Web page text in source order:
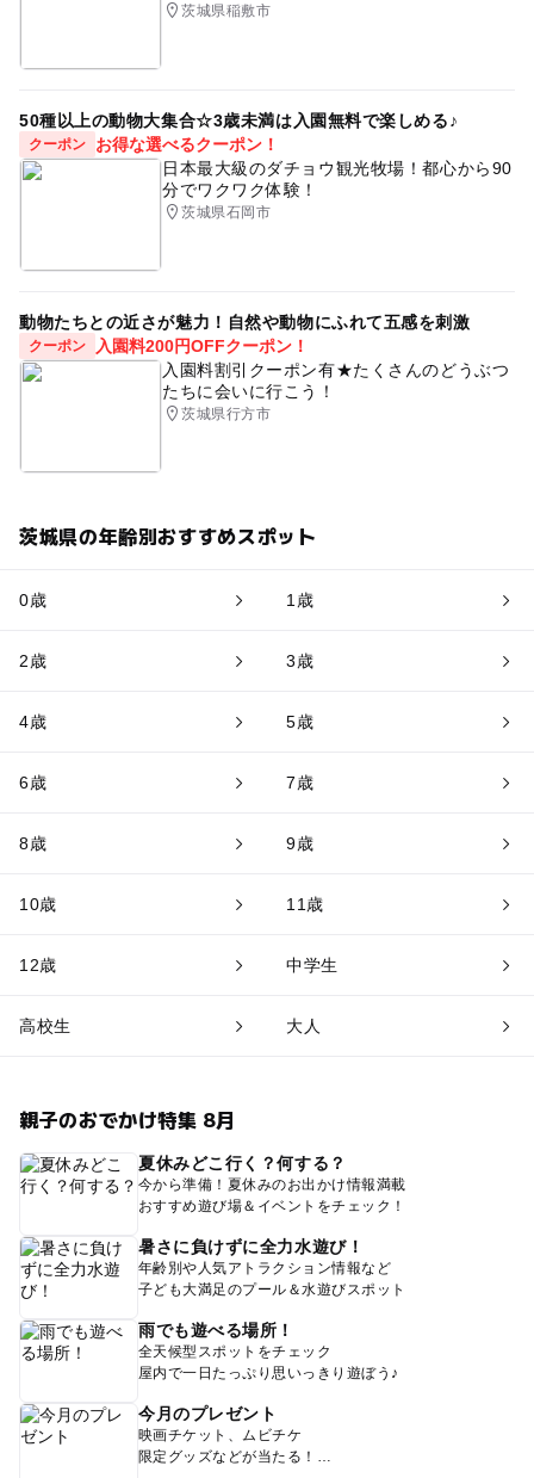
茨城県稲敷市
50種以上の動物大集合☆3歳未満は入園無料で楽しめる♪
クーポン
お得な選べるクーポン！
日本最大級のダチョウ観光牧場！都心から90
分でワクワク体験！
茨城県石岡市
動物たちとの近さが魅力！自然や動物にふれて五感を刺激
クーポン
入園料200円OFFクーポン！
入園料割引クーポン有★たくさんのどうぶつ
たちに会いに行こう！
茨城県行方市
茨城県の年齢別おすすめスポット
0歳 1歳
2歳 3歳
4歳 5歳
6歳 7歳
8歳 9歳
10歳 11歳
12歳 中学生
高校生 大人
親子のおでかけ特集 8月
夏休みどこ行く？何する？
今から準備！夏休みのお出かけ情報満載
おすすめ遊び場＆イベントをチェック！
暑さに負けずに全力水遊び！
年齢別や人気アトラクション情報など
子ども大満足のプール＆水遊びスポット
雨でも遊べる場所！
全天候型スポットをチェック
屋内で一日たっぷり思いっきり遊ぼう♪
今月のプレゼント
映画チケット、ムビチケ
限定グッズなどが当たる！